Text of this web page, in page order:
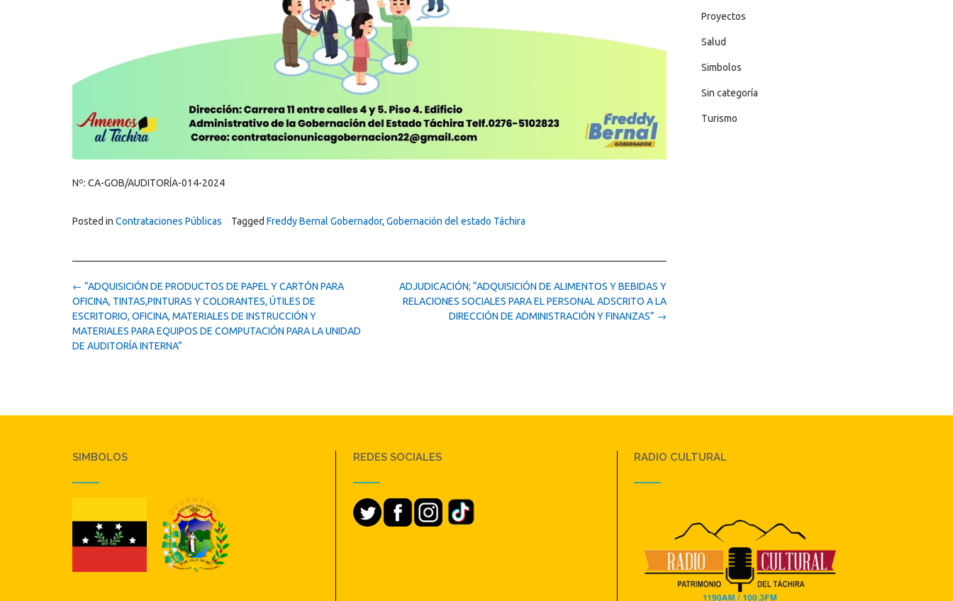
Nº: CA-GOB/AUDITORÍA-014-2024
Posted in Contrataciones Públicas Tagged Freddy Bernal Gobernador, Gobernación del estado Táchira
Post
navigation
ADJUDICACIÓN; “ADQUISICIÓN DE ALIMENTOS Y BEBIDAS Y
RELACIONES SOCIALES PARA EL PERSONAL ADSCRITO A LA
DIRECCIÓN DE ADMINISTRACIÓN Y FINANZAS” →
← “ADQUISICIÓN DE PRODUCTOS DE PAPEL Y CARTÓN PARA
OFICINA, TINTAS,PINTURAS Y COLORANTES, ÚTILES DE
ESCRITORIO, OFICINA, MATERIALES DE INSTRUCCIÓN Y
MATERIALES PARA EQUIPOS DE COMPUTACIÓN PARA LA UNIDAD
DE AUDITORÍA INTERNA”
Proyectos
Salud
Simbolos
Sin categoría
Turismo
SIMBOLOS REDES SOCIALES RADIO CULTURAL